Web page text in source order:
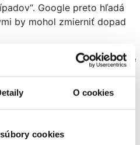
O cookies
cookies
Google preto hľadá
by mohol zmierniť dopad
domény na prvej strane
strane oveľa
zníži počet výsledkov
Na ostatných stránkach
vidieť viaceré výsledky